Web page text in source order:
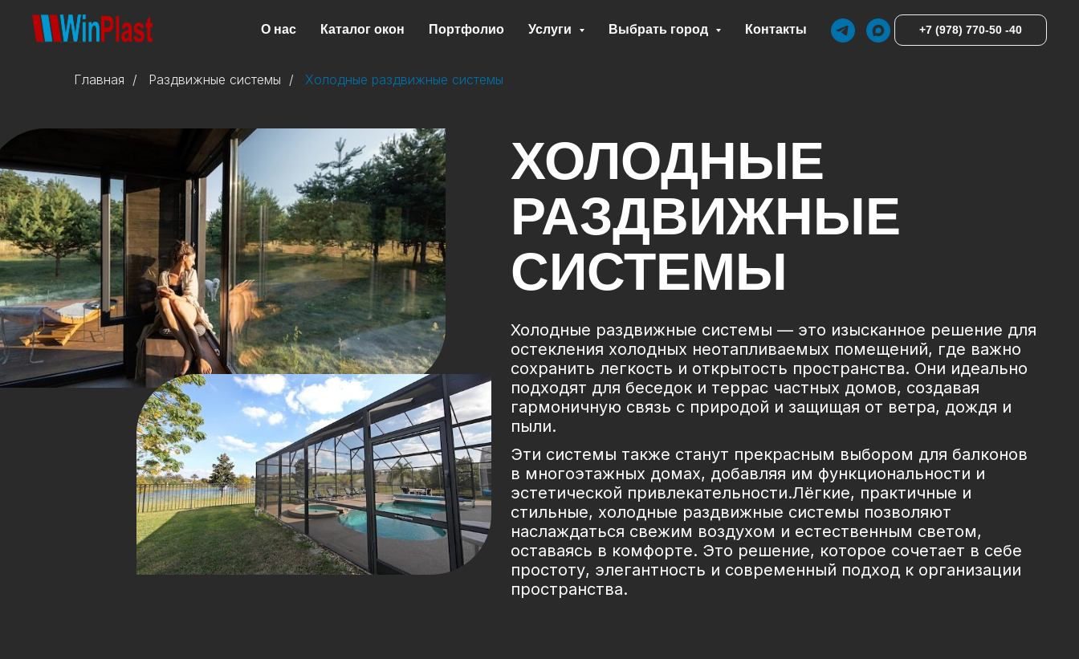
О нас Каталог окон Портфолио Услуги Выбрать город Контакты +7 (978) 770-50 -40
Главная / Раздвижные системы / Холодные раздвижные системы
ХОЛОДНЫЕ
РАЗДВИЖНЫЕ
СИСТЕМЫ
Эти системы также станут прекрасным выбором для балконов
в многоэтажных домах, добавляя им функциональности и
эстетической привлекательности.Лёгкие, практичные и
стильные, холодные раздвижные системы позволяют
наслаждаться свежим воздухом и естественным светом,
оставаясь в комфорте. Это решение, которое сочетает в себе
простоту, элегантность и современный подход к организации
пространства.
Холодные раздвижные системы — это изысканное решение для
остекления холодных неотапливаемых помещений, где важно
сохранить легкость и открытость пространства. Они идеально
подходят для беседок и террас частных домов, создавая
гармоничную связь с природой и защищая от ветра, дождя и
пыли.